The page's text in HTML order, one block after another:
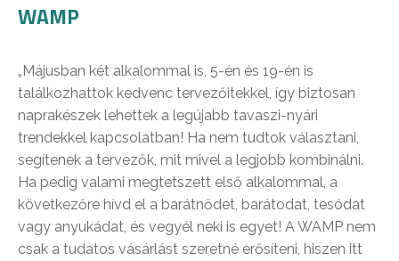
WAMP
„Májusban két alkalommal is, 5-én és 19-én is
találkozhattok kedvenc tervezőitekkel, így biztosan
naprakészek lehettek a legújabb tavaszi-nyári
trendekkel kapcsolatban! Ha nem tudtok választani,
segítenek a tervezők, mit mivel a legjobb kombinálni.
Ha pedig valami megtetszett első alkalommal, a
következőre hívd el a barátnődet, barátodat, tesódat
vagy anyukádat, és vegyél neki is egyet! A WAMP nem
csak a tudatos vásárlást szeretné erősíteni, hiszen itt